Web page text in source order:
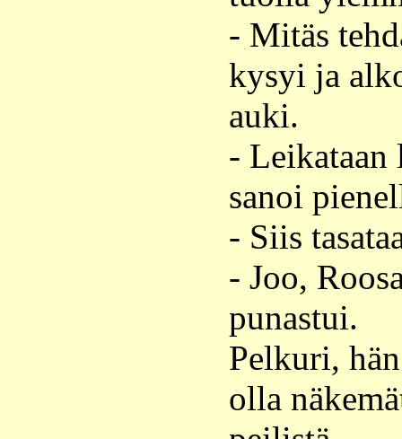
- Mitäs
kysyi ja
auki.
- Leikataan
sanoi
- Siis
- Joo,
punastui.
Pelkuri,
olla